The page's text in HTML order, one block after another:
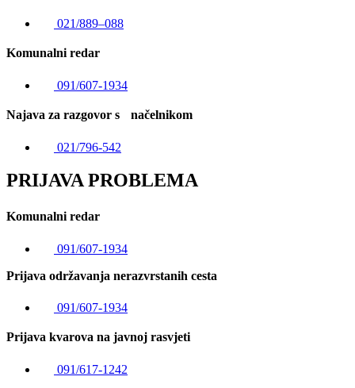
021/889–088
Komunalni redar
091/607-1934
Najava za razgovor s načelnikom
021/796-542
PRIJAVA PROBLEMA
Komunalni redar
091/607-1934
Prijava održavanja nerazvrstanih cesta
091/607-1934
Prijava kvarova na javnoj rasvjeti
091/617-1242